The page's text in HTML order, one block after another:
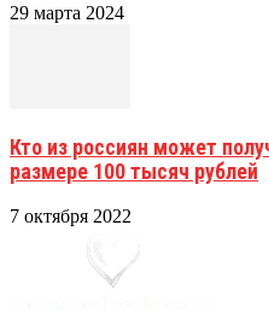
29 марта 2024
Кто из россиян может
размере 100 тысяч рублей
7 октября 2022